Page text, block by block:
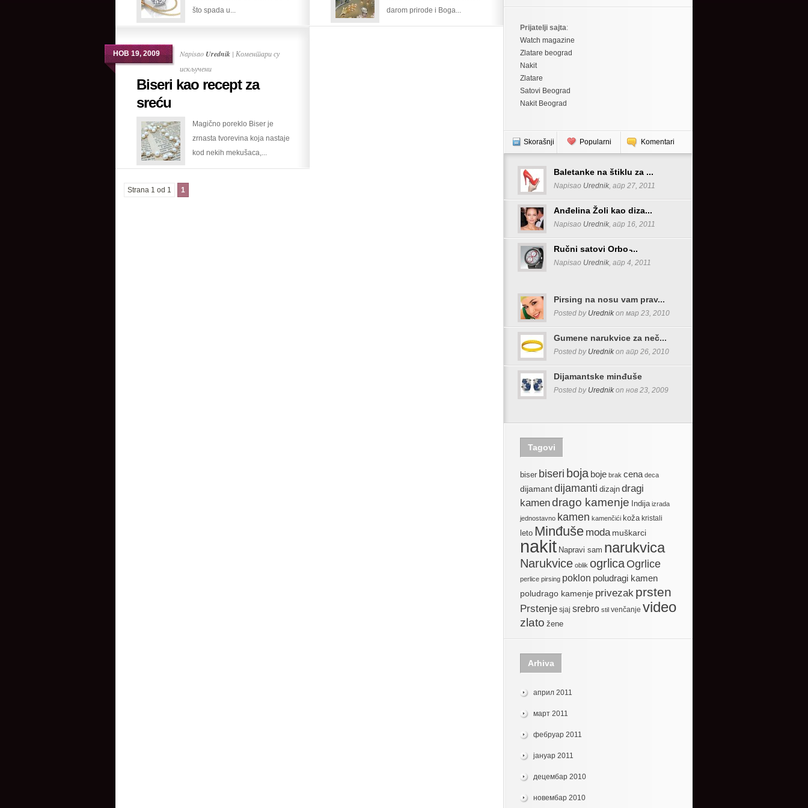
vremena
što spada u...
darom prirode i Boga...
НОВ 19, 2009 Napisao Urednik | Коментари су
искљученина
Biseri
za
sreću
Biseri kao recept za
sreću
Magično poreklo Biser je
zrnasta tvorevina koja nastaje
kod nekih mekušaca,...
Strana 1 od 1 1
Prijatelji sajta:
Watch magazine
Zlatare beograd
Nakit
Zlatare
Satovi Beograd
Nakit Beograd
Skorašnji Popularni Komentari
Baletanke na štiklu za ...
Napisao Urednik, апр 27, 2011
Anđelina Žoli kao diza...
Napisao Urednik, апр 16, 2011
Ručni satovi Orbo ̵...
Napisao Urednik, апр 4, 2011
Pirsing na nosu vam prav...
Posted by Urednik on мар 23, 2010
Gumene narukvice za neč...
Posted by Urednik on апр 26, 2010
Dijamantske minđuše
Posted by Urednik on нов 23, 2009
Tagovi
biser biseri boja boje brak cena deca
dijamantdijamanti dizajn dragi
kamendrago kamenje Indija izrada
jednostavno kamen kamenčići koža kristali
leto Minđuše moda muškarci
nakit Napravi sam narukvica
Narukvice oblik ogrlicaOgrlice
perlice pirsing poklon poludragi kamen
poludrago kamenje privezak prsten
Prstenje sjaj srebro stil venčanje video
zlato žene
Arhiva
април 2011
март 2011
фебруар 2011
јануар 2011
децембар 2010
новембар 2010